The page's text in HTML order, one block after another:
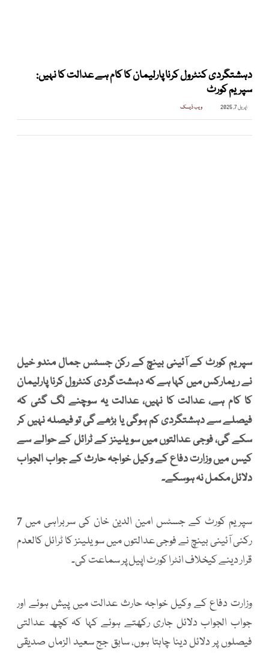
دہشتگردی کنٹرول کرنا پارلیمان کا کام ہے عدالت کا نہیں:
سپریم کورٹ
اپریل 7, 2025 ویب ڈیسک
سپریم کورٹ کے آئینی بینچ کے رکن جسٹس جمال مندو خیل
نے ریمارکس میں کہا ہے کہ دہشت گردی کنٹرول کرنا پارلیمان
کا کام ہے، عدالت کا نہیں، عدالت یہ سوچنے لگ گئی کہ
فیصلے سے دہشتگردی کم ہوگی یا بڑھے گی تو فیصلہ نہیں کر
سکے گی، فوجی عدالتوں میں سویلینز کے ٹرائل کے حوالے سے
کیس میں وزارت دفاع کے وکیل خواجہ حارث کے جواب الجواب
دلائل مکمل نہ ہوسکے۔
سپریم کورٹ کے جسٹس امین الدین خان کی سربراہی میں 7
رکنی آئینی بینچ نے فوجی عدالتوں میں سویلینز کا ٹرائل کالعدم
قرار دینے کیخلاف انٹرا کورٹ اپیل پر سماعت کی۔
وزارت دفاع کے وکیل خواجہ حارث عدالت میں پیش ہوئے اور
جواب الجواب دلائل جاری رکھتے ہوئے کہا کہ کچھ عدالتی
فیصلوں پر دلائل دینا چاہتا ہوں، سابق جج سعید الزماں صدیقی